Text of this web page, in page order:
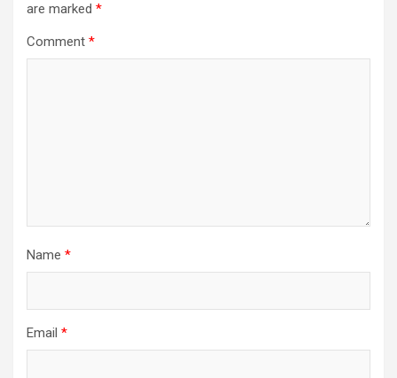
are marked *
Comment *
Name *
Email *